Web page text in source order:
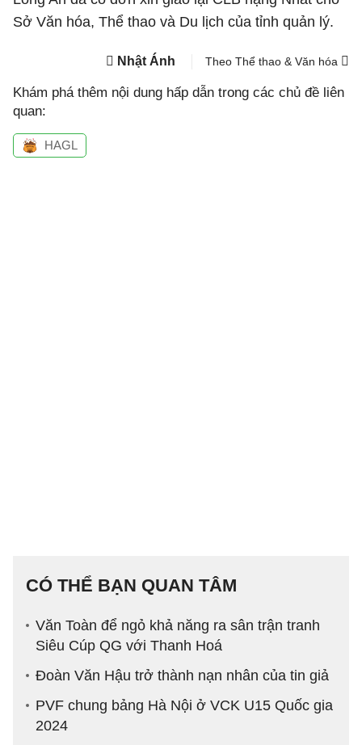
Sở Văn hóa, Thể thao và Du lịch của tỉnh quản lý.
Nhật Ánh Theo Thể thao & Văn hóa
Khám phá thêm nội dung hấp dẫn trong các chủ đề liên
quan:
HAGL
CÓ THỂ BẠN QUAN TÂM
Văn Toàn để ngỏ khả năng ra sân trận tranh
Siêu Cúp QG với Thanh Hoá
Đoàn Văn Hậu trở thành nạn nhân của tin giả
PVF chung bảng Hà Nội ở VCK U15 Quốc gia
2024